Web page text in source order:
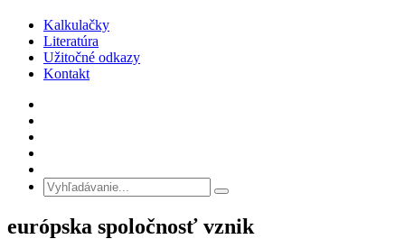
Kalkulačky
Literatúra
Užitočné odkazy
Kontakt
európska spoločnosť vznik